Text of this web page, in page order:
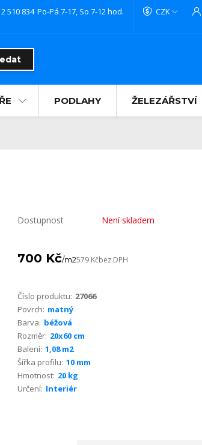
CZK
510 834 Po-Pá 7-17, So 7-12 hod.
PODLAHY ŽELEZÁŘSTVÍ
Dostupnost Není skladem
700 Kč/m2579 Kčbez DPH
Číslo produktu: 27066
Povrch: matný
Barva: béžová
Rozměr: 20x60 cm
Balení: 1,08 m2
Šířka profilu: 10 mm
Hmotnost: 20 kg
Určení: Interiér